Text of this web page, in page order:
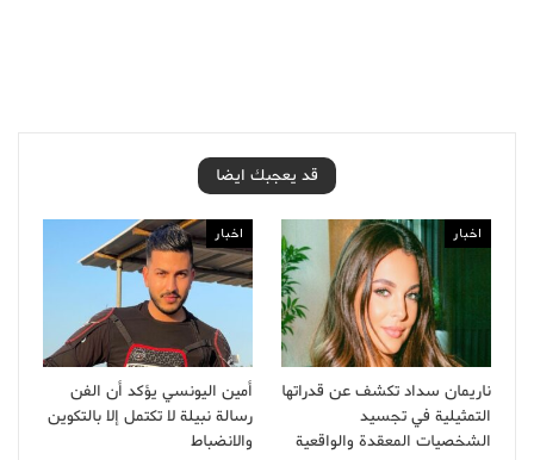
قد يعجبك ايضا
اخبار
ناريمان سداد تكشف عن قدراتها
التمثيلية في تجسيد
الشخصيات المعقدة والواقعية
اخبار
أمين اليونسي يؤكد أن الفن
رسالة نبيلة لا تكتمل إلا بالتكوين
والانضباط